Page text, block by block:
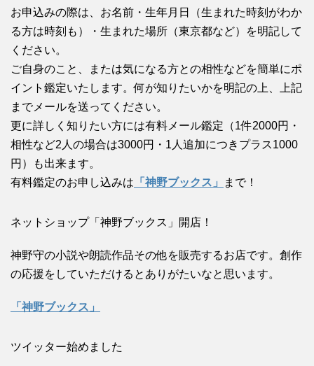
お申込みの際は、お名前・生年月日（生まれた時刻がわか
る方は時刻も）・生まれた場所（東京都など）を明記して
ください。
ご自身のこと、または気になる方との相性などを簡単にポ
イント鑑定いたします。何が知りたいかを明記の上、上記
までメールを送ってください。
更に詳しく知りたい方には有料メール鑑定（1件2000円・
相性など2人の場合は3000円・1人追加につきプラス1000
円）も出来ます。
有料鑑定のお申し込みは 「神野ブックス」 まで！
ネットショップ「神野ブックス」開店！
神野守の小説や朗読作品その他を販売するお店です。創作
の応援をしていただけるとありがたいなと思います。
「神野ブックス」
ツイッター始めました